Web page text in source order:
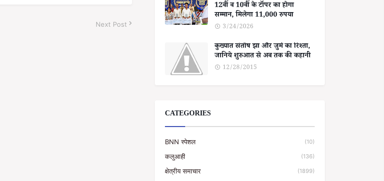
Next Post
12वीं व 10वीं के टॉपर का होगा
सम्मान, मिलेगा 11,000 रुपया
3/24/2026
कुख्यात संतोष झा और जुर्म का रिश्ता,
जानिये शुरुआत से अब तक की कहानी
12/28/2015
CATEGORIES
BNN स्पेशल (10)
कलुआही (136)
क्षेत्रीय समाचार (1899)